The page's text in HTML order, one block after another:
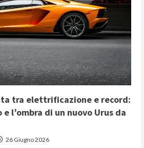
tra elettrificazione e record:
l’ombra di un nuovo Urus da
26 Giugno 2026